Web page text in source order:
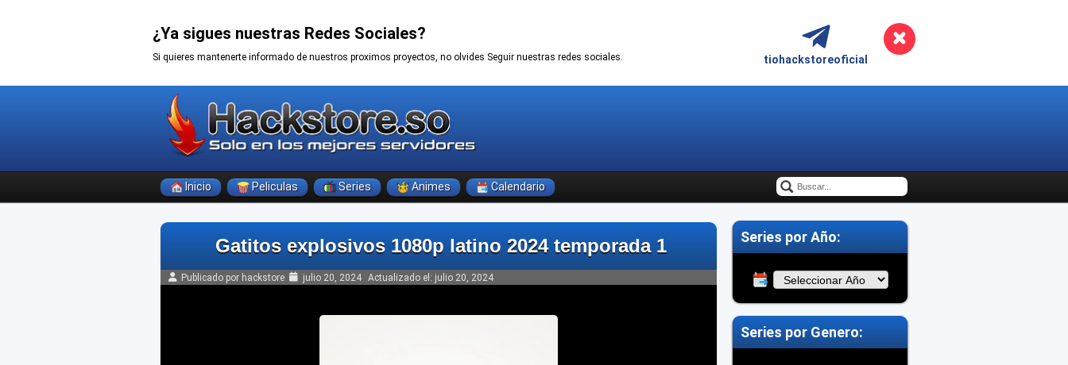
¿Ya sigues nuestras Redes Sociales?
Si quieres mantenerte informado de nuestros proximos proyectos, no olvides Seguir nuestras redes sociales. tiohackstoreoficial
Inicio Peliculas Series Animes Calendario
Gatitos explosivos 1080p latino 2024 temporada 1
Publicado por hackstore julio 20, 2024 Actualizado el: julio 20, 2024
Series por Año:
Series por Genero: